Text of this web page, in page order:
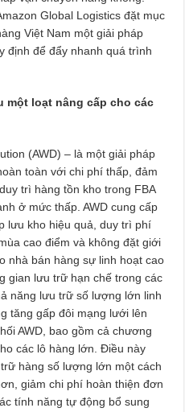
Global Logistics đặt mục
Việt Nam một giải pháp
định để đẩy nhanh quá trình
một loạt nâng cấp cho các
(AWD) – là một giải pháp
toàn với chi phí thấp, đảm
trì hàng tồn kho trong FBA
ở mức thấp. AWD cung cấp
lưu kho hiệu quả, duy trì phí
cao điểm và không đặt giới
nhà bán hàng sự linh hoạt cao
gian lưu trữ hạn chế trong các
năng lưu trữ số lượng lớn linh
tăng gấp đôi mạng lưới lên
AWD, bao gồm cả chương
các lô hàng lớn. Điều này
hàng số lượng lớn một cách
giảm chi phí hoàn thiện đơn
tính năng tự động bổ sung